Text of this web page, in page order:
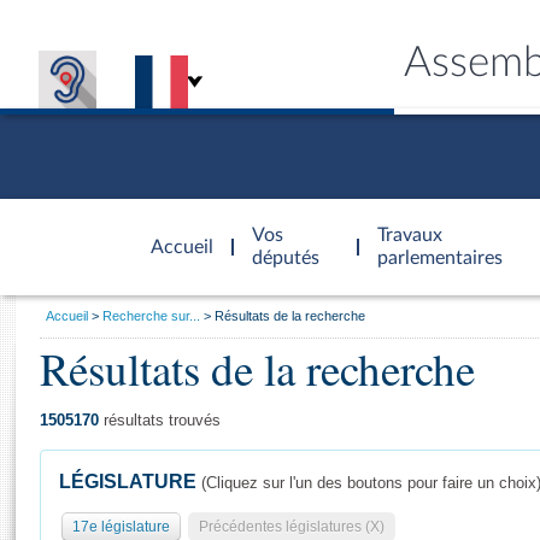
Accueil
d'accueil
Vos
députés
Travaux
parlementaires
Général
Vous
Accueil Recherche sur... Résultats de la recherche
Résultats de la recherche
1505170 résultats trouvés
LÉGISLATURE (Cliquez sur l'un des boutons pour faire un choix)
17e législature Précédentes législatures (X)